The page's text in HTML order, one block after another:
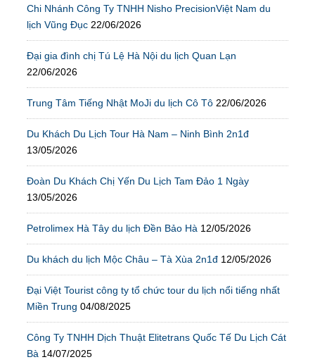
Chi Nhánh Công Ty TNHH Nisho PrecisionViệt Nam du
lịch Vũng Đục 22/06/2026
Đại gia đình chị Tú Lệ Hà Nội du lịch Quan Lạn
22/06/2026
Trung Tâm Tiếng Nhật MoJi du lịch Cô Tô 22/06/2026
Du Khách Du Lịch Tour Hà Nam – Ninh Bình 2n1đ
13/05/2026
Đoàn Du Khách Chị Yến Du Lịch Tam Đảo 1 Ngày
13/05/2026
Petrolimex Hà Tây du lịch Đền Bảo Hà 12/05/2026
Du khách du lịch Mộc Châu – Tà Xùa 2n1đ 12/05/2026
Đại Việt Tourist công ty tổ chức tour du lịch nổi tiếng nhất
Miền Trung 04/08/2025
Công Ty TNHH Dịch Thuật Elitetrans Quốc Tế Du Lịch Cát
Bà 14/07/2025